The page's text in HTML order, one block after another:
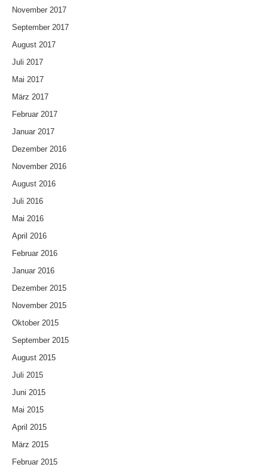
November 2017
September 2017
August 2017
Juli 2017
Mai 2017
März 2017
Februar 2017
Januar 2017
Dezember 2016
November 2016
August 2016
Juli 2016
Mai 2016
April 2016
Februar 2016
Januar 2016
Dezember 2015
November 2015
Oktober 2015
September 2015
August 2015
Juli 2015
Juni 2015
Mai 2015
April 2015
März 2015
Februar 2015